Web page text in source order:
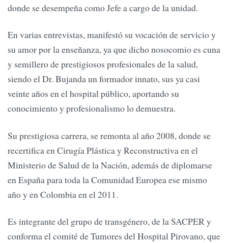
donde se desempeña como Jefe a cargo de la unidad.
En varias entrevistas, manifestó su vocación de servicio y
su amor por la enseñanza, ya que dicho nosocomio es cuna
y semillero de prestigiosos profesionales de la salud,
siendo el Dr. Bujanda un formador innato, sus ya casi
veinte años en el hospital público, aportando su
conocimiento y profesionalismo lo demuestra.
Su prestigiosa carrera, se remonta al año 2008, donde se
recertifica en Cirugía Plástica y Reconstructiva en el
Ministerio de Salud de la Nación, además de diplomarse
en España para toda la Comunidad Europea ese mismo
año y en Colombia en el 2011.
Es integrante del grupo de transgénero, de la SACPER y
conforma el comité de Tumores del Hospital Pirovano, que